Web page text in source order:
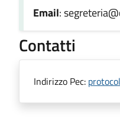
Email:
Contatti
Indirizzo Pec: